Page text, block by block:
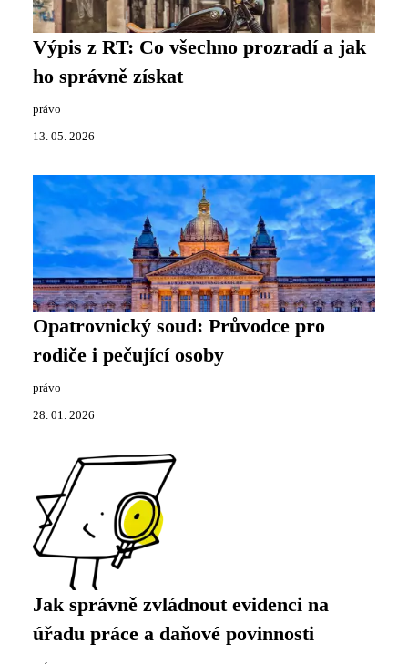
Výpis z RT: Co všechno prozradí a jak
ho správně získat
právo
13. 05. 2026
Opatrovnický soud: Průvodce pro
rodiče i pečující osoby
právo
28. 01. 2026
Jak správně zvládnout evidenci na
úřadu práce a daňové povinnosti